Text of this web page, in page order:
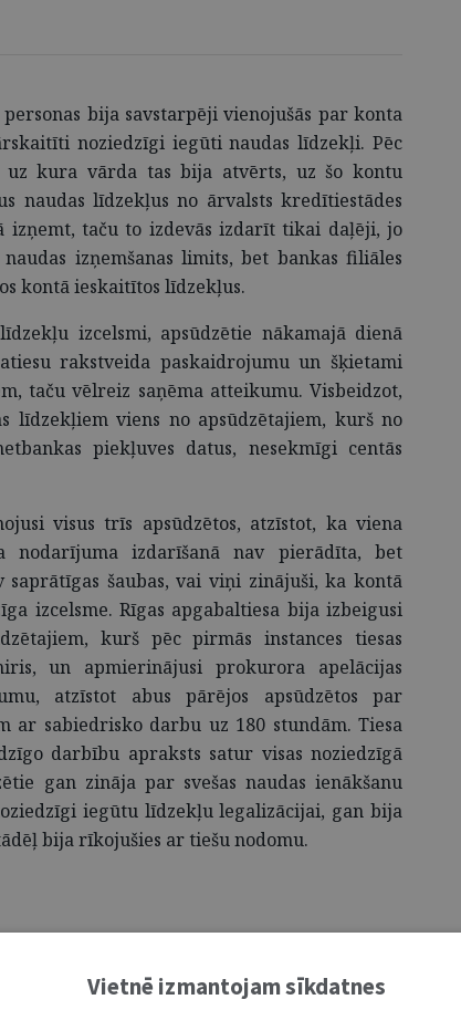
bija savstarpēji vienojušās par konta
noziedzīgi iegūti naudas līdzekļi. Pēc
uz kura vārda tas bija atvērts, uz šo kontu
naudas līdzekļus no ārvalsts kredītiestādes
izņemt, taču to izdevās izdarīt tikai daļēji, jo
izņemšanas limits, bet bankas filiāles
kontā ieskaitītos līdzekļus.
izcelsmi, apsūdzētie nākamajā dienā
rakstveida paskaidrojumu un šķietami
taču vēlreiz saņēma atteikumu. Visbeidzot,
līdzekļiem viens no apsūdzētajiem, kurš no
piekļuves datus, nesekmīgi centās
visus trīs apsūdzētos, atzīstot, ka viena
nodarījuma izdarīšanā nav pierādīta, bet
šaubas, vai viņi zinājuši, ka kontā
izcelsme. Rīgas apgabaltiesa bija izbeigusi
kurš pēc pirmās instances tiesas
un apmierinājusi prokurora apelācijas
atzīstot abus pārējos apsūdzētos par
sabiedrisko darbu uz 180 stundām. Tiesa
darbību apraksts satur visas noziedzīgā
gan zināja par svešas naudas ienākšanu
iegūtu līdzekļu legalizācijai, gan bija
bija rīkojušies ar tiešu nodomu.
Vietnē izmantojam sīkdatnes